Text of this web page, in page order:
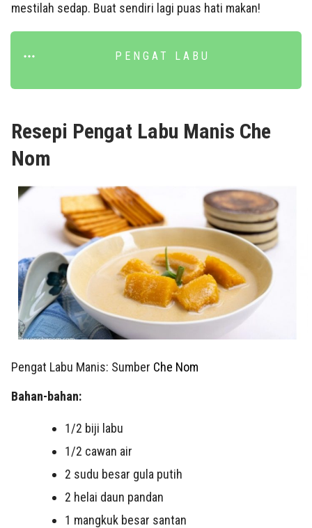
mestilah sedap. Buat sendiri lagi puas hati makan!
PENGAT LABU
Resepi Pengat Labu Manis Che
Nom
Pengat Labu Manis: Sumber Che Nom
Bahan-bahan:
1/2 biji labu
1/2 cawan air
2 sudu besar gula putih
2 helai daun pandan
1 mangkuk besar santan